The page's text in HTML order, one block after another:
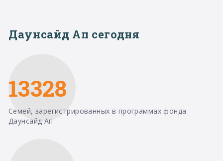
Даунсайд Ап сегодня
13328
Семей, зарегистрированных в программах фонда
Даунсайд Ап